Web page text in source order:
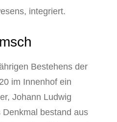
integriert.
Bestehens der
im Innenhof ein
Johann Ludwig
bestand aus